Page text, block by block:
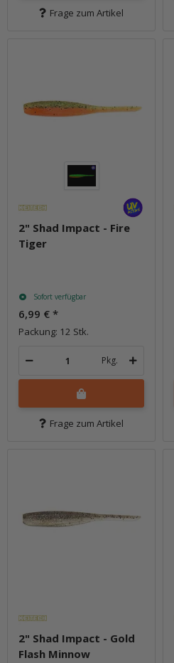
Frage zum Artikel
2" Shad Impact - Fire
Tiger
Sofort verfügbar
6,99 € *
Packung: 12 Stk.
Pkg.
Frage zum Artikel
2" Shad Impact - Gold
Flash Minnow